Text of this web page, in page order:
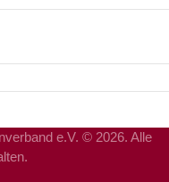
e.V. © 2026. Alle